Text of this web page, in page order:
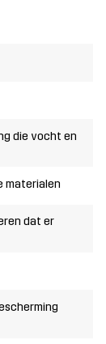
die vocht en
materialen
dat er